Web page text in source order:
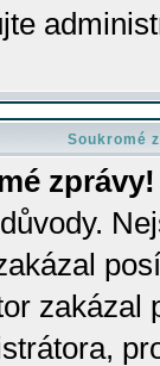
Soukromé
zprávy!
zakázal